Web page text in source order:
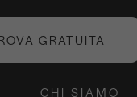
GRATUITA
CHI SIAMO